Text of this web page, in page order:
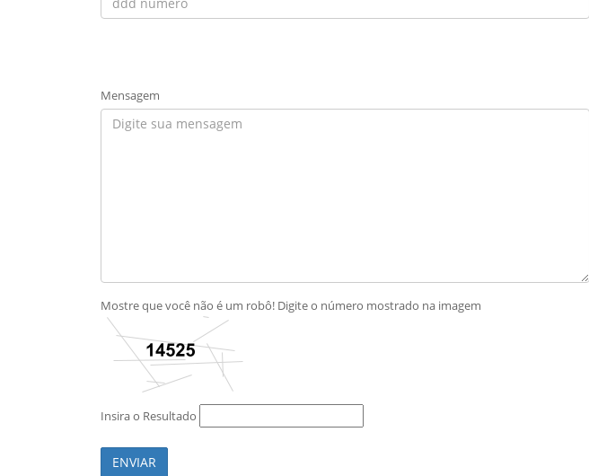
Mensagem
Mostre que você não é um robô! Digite o número mostrado na imagem
Insira o Resultado
ENVIAR